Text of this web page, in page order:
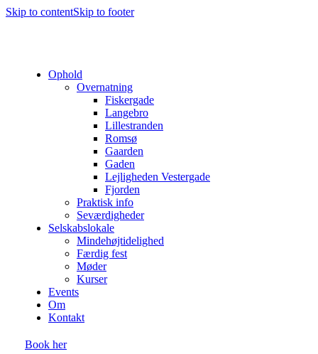
Skip to contentSkip to footer
Ophold
Overnatning
Fiskergade
Langebro
Lillestranden
Romsø
Gaarden
Gaden
Lejligheden Vestergade
Fjorden
Praktisk info
Seværdigheder
Selskabslokale
Mindehøjtidelighed
Færdig fest
Møder
Kurser
Events
Om
Kontakt
Book her